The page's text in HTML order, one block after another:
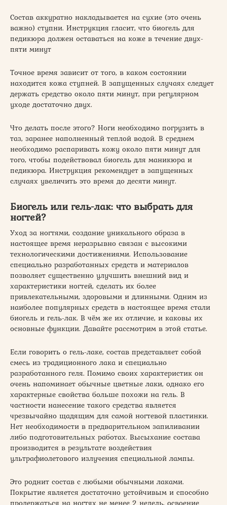
Состав аккуратно накладывается на сухие (это очень
важно) ступни. Инструкция гласит, что биогель для
педикюра должен оставаться на коже в течение двух-
пяти минут
Точное время зависит от того, в каком состоянии
находится кожа ступней. В запущенных случаях следует
держать средство около пяти минут, при регулярном
уходе достаточно двух.
Что делать после этого? Ноги необходимо погрузить в
таз, заранее наполненный теплой водой. В среднем
необходимо распаривать кожу около пяти минут для
того, чтобы подействовал биогель для маникюра и
педикюра. Инструкция рекомендует в запущенных
случаях увеличить это время до десяти минут.
Биогель или гель-лак: что выбрать для
ногтей?
Уход за ногтями, создание уникального образа в
настоящее время неразрывно связан с высокими
технологическими достижениями. Использование
специально разработанных средств и материалов
позволяет существенно улучшить внешний вид и
характеристики ногтей, сделать их более
привлекательными, здоровыми и длинными. Одним из
наиболее популярных средств в настоящее время стали
биогель и гель-лак. В чём же их отличие, и каковы их
основные функции. Давайте рассмотрим в этой статье.
Если говорить о гель-лаке, состав представляет собой
смесь из традиционного лака и специально
разработанного геля. Помимо своих характеристик он
очень напоминает обычные цветные лаки, однако его
характерные свойства больше похожи на гель. В
частности нанесение такого средства является
чрезвычайно щадящим для самой ногтевой пластинки.
Нет необходимости в предварительном запиливании
либо подготовительных работах. Высыхание состава
производится в результате воздействия
ультрафиолетового излучения специальной лампы.
Это роднит состав с любыми обычными лаками.
Покрытие является достаточно устойчивым и способно